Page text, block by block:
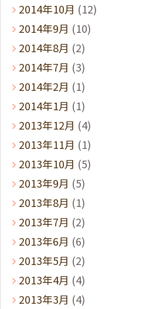
2014年10月 (12)
2014年9月 (10)
2014年8月 (2)
2014年7月 (3)
2014年2月 (1)
2014年1月 (1)
2013年12月 (4)
2013年11月 (1)
2013年10月 (5)
2013年9月 (5)
2013年8月 (1)
2013年7月 (2)
2013年6月 (6)
2013年5月 (2)
2013年4月 (4)
2013年3月 (4)